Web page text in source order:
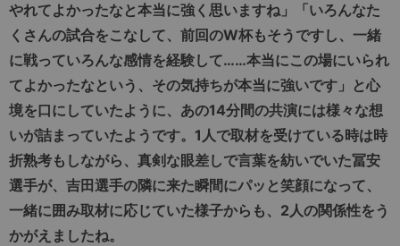
やれてよかったなと本当に強く思いますね」「いろんなた
くさんの試合をこなして、前回のW杯もそうですし、一緒
に戦っていろんな感情を経験して……本当にこの場にいられ
てよかったなという、その気持ちが本当に強いです」と心
境を口にしていたように、あの14分間の共演には様々な想
いが詰まっていたようです。1人で取材を受けている時は時
折熟考もしながら、真剣な眼差しで言葉を紡いでいた冨安
選手が、吉田選手の隣に来た瞬間にパッと笑顔になって、
一緒に囲み取材に応じていた様子からも、2人の関係性をう
かがえましたね。